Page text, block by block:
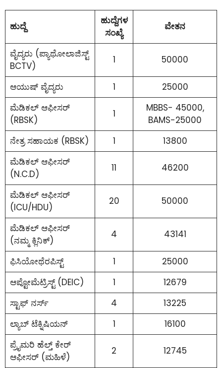
ಹುದ್ದೆ
ಹುದ್ದೆಗಳ
ಸಂಖ್ಯೆ
ವೇತನ
ವೈದ್ಯರು (ಪ್ಯಾಥೋಲಾಜಿಸ್ಟ್
BCTV)
1 50000
ಆಯುಷ್ ವೈದ್ಯರು 1
25000
ಮೆಡಿಕಲ್ ಆಫೀಸರ್
(RBSK)
1
MBBS- 45000,
BAMS-25000
ನೇತ್ರ ಸಹಾಯಕ (RBSK)
1
13800
ಮೆಡಿಕಲ್ ಆಫೀಸರ್
(N.C.D)
11 46200
ಮೆಡಿಕಲ್ ಆಫೀಸರ್
(ICU/HDU)
20 50000
ಮೆಡಿಕಲ್ ಆಫೀಸರ್
(ನಮ್ಮ ಕ್ಲಿನಿಕ್)
4 43141
ಫಿಸಿಯೋಥೆರಪಿಸ್ಟ್ 1
25000
ಆಪ್ಟೋಮೆಟ್ರಿಸ್ಟ್ (DEIC)
1
12679
ಸ್ಟಾಫ್ ನರ್ಸ್
4
13225
ಲ್ಯಾಬ್ ಟೆಕ್ನಿಷಿಯನ್
1
16100
ಪ್ರೈಮರಿ ಹೆಲ್ತ್ ಕೇರ್
ಆಫೀಸರ್ (ಮಹಿಳೆ)
2 12745